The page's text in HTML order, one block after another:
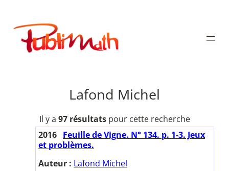
contenu
Publimath
Lafond Michel
Il y a 97 résultatspour cette recherche
2016 Feuille de Vigne. N° 134. p. 1-3. Jeux
et problèmes.
Auteur : Lafond Michel